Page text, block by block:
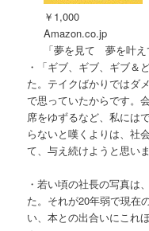
￥1,000
Amazon.co.jp
「夢を見て 夢を叶
・「ギブ、ギブ、ギブ＆
た。テイクばかりではダ
で思っていたからです。
席をゆずるなど、私には
らないと嘆くよりは、社
て、与え続けようと思いま
・若い頃の社長の写真は
た。それが20年弱で現在
い、本との出合いにこれ